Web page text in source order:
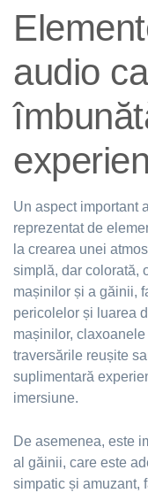
audio
Un aspect important
reprezentat de
la crearea unei
simplă, dar colorată,
mașinilor și a găinii,
pericolelor și luarea
mașinilor,
traversările reușite
suplimentară
imersiune.
De asemenea, este
al găinii, care este
simpatic și amuzant,